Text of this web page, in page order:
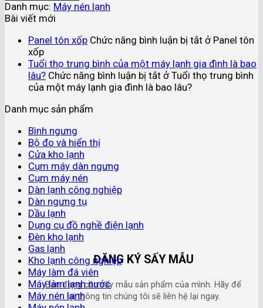
ĐĂNG KÝ SẤY MẪU
Bạn đang cần sấy mẫu sản phẩm của mình. Hãy để
lại thông tin chúng tôi sẽ liên hệ lại ngay.
Danh mục: Máy nén lạnh
Bài viết mới
Panel tôn xốp Chức năng bình luận bị tắt ở Panel tôn
xốp
Tuổi thọ trung bình của một máy lạnh gia đình là bao
lâu? Chức năng bình luận bị tắt ở Tuổi thọ trung bình
của một máy lạnh gia đình là bao lâu?
Danh mục sản phẩm
Bình ngưng
Bộ đo và hiển thị
Cửa kho lạnh
Cụm máy dàn ngưng
Cụm máy nén
Dàn lạnh công nghiệp
Dàn ngưng tụ
Dầu lạnh
Dụng cụ đồ nghề điện lạnh
Đèn kho lạnh
Gas lạnh
Kho lạnh công nghiệp
Máy làm đá viên
Máy làm lạnh nước
Máy nén lạnh